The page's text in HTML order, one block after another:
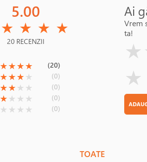
5.00
★ ★ ★ ★
20 RECENZII
(*)
★(*)
★(*)
★(*)
★ (20)
(*)
★(*)
★(*)
★ ( )
★ (0)
(*)
★(*)
★ ( )
★ ( )
★ (0)
(*)
★ ( )
★ ( )
★ ( )
★ (0)
( )
★ ( )
★ ( )
★ ( )
★ (0)
Ai
Vrem
ta!
★
★
TOATE